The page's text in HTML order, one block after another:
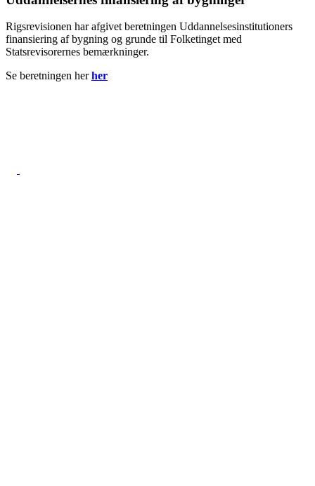
Rigsrevisionen har afgivet beretningen Uddannelsesinstitutioners
finansiering af bygning og grunde til Folketinget med
Statsrevisorernes bemærkninger.
Se beretningen herher